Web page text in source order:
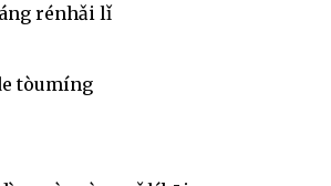
rénhǎi lǐ
tòumíng